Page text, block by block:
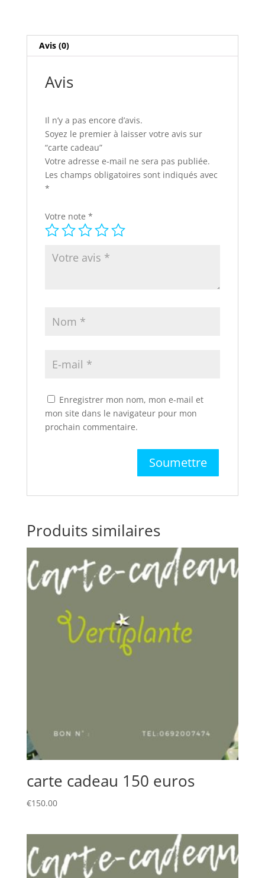
Avis (0)
Avis
Il n’y a pas encore d’avis.
Soyez le premier à laisser votre avis sur
“carte cadeau”
Votre adresse e-mail ne sera pas publiée.
Les champs obligatoires sont indiqués avec
*
Votre note *
Enregistrer mon nom, mon e-mail et
mon site dans le navigateur pour mon
prochain commentaire.
Produits similaires
carte cadeau 150 euros
€150.00